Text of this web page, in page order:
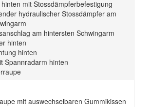
mit Stossdämpferbefestigung
hydraulischer Stossdämpfer am
am hintersten Schwingarm
hinten
hinten
Spannradarm hinten
mit auswechselbaren Gummikissen